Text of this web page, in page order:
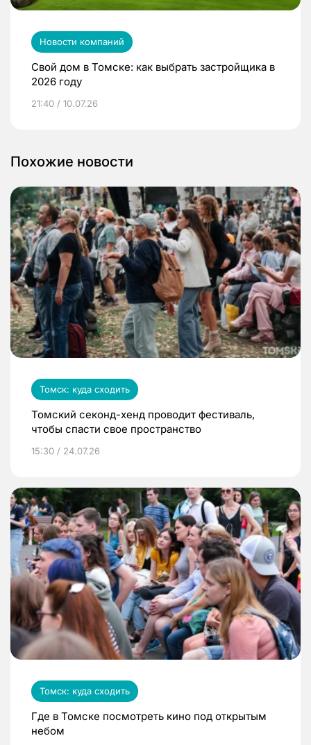
Новости компаний
Свой дом в Томске: как выбрать застройщика в
2026 году
21:40 / 10.07.26
Похожие новости
Томск: куда сходить
Томский секонд-хенд проводит фестиваль,
чтобы спасти свое пространство
15:30 / 24.07.26
Томск: куда сходить
Где в Томске посмотреть кино под открытым
небом